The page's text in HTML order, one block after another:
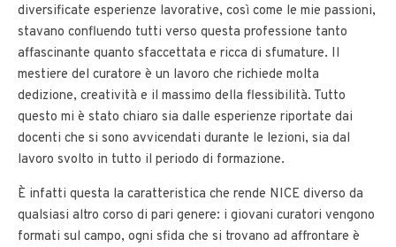
diversificate esperienze lavorative, così come le mie passioni,
stavano confluendo tutti verso questa professione tanto
affascinante quanto sfaccettata e ricca di sfumature. Il
mestiere del curatore è un lavoro che richiede molta
dedizione, creatività e il massimo della flessibilità. Tutto
questo mi è stato chiaro sia dalle esperienze riportate dai
docenti che si sono avvicendati durante le lezioni, sia dal
lavoro svolto in tutto il periodo di formazione.
È infatti questa la caratteristica che rende NICE diverso da
qualsiasi altro corso di pari genere: i giovani curatori vengono
formati sul campo, ogni sfida che si trovano ad affrontare è